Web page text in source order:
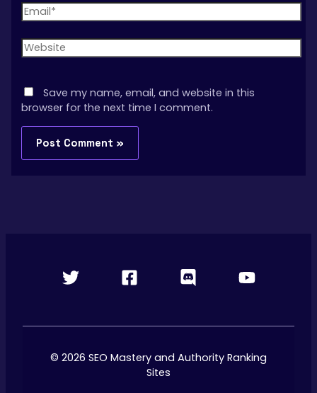
Email*
Website
Save my name, email, and website in this
browser for the next time I comment.
© 2026 SEO Mastery and Authority Ranking
Sites